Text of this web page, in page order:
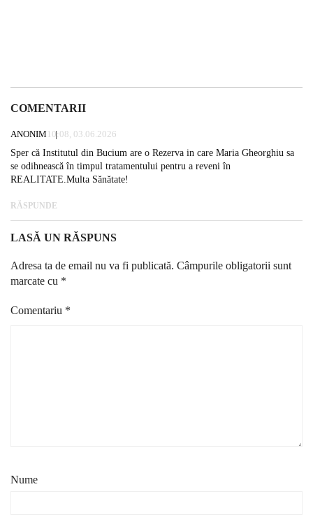
COMENTARII
ANONIM 10:08, 03.06.2026
Sper că Institutul din Bucium are o Rezerva in care Maria Gheorghiu sa
se odihnească în timpul tratamentului pentru a reveni în
REALITATE.Multa Sănătate!
RĂSPUNDE
LASĂ UN RĂSPUNS
Adresa ta de email nu va fi publicată. Câmpurile obligatorii sunt
marcate cu *
Comentariu *
Nume